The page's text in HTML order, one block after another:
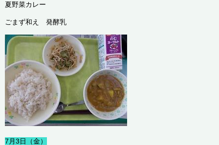
夏野菜カレー
ごまず和え 発酵乳
7月3日（金）